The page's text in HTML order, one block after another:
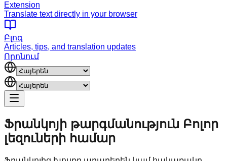
Extension
Translate text directly in your browser
Բլոգ
Articles, tips, and translation updates
Որոնում
Ֆրանկոյի թարգմանություն Բոլոր
լեզուների համար